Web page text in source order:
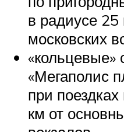
в радиусе
московских
«кольцевые»
«Мегаполис
при
км от